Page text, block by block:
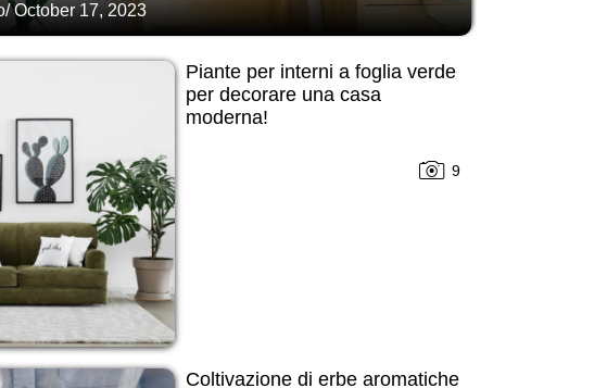
/October 17, 2023
Piante per interni a foglia verde
per decorare una casa
moderna!
9
Coltivazione di erbe aromatiche